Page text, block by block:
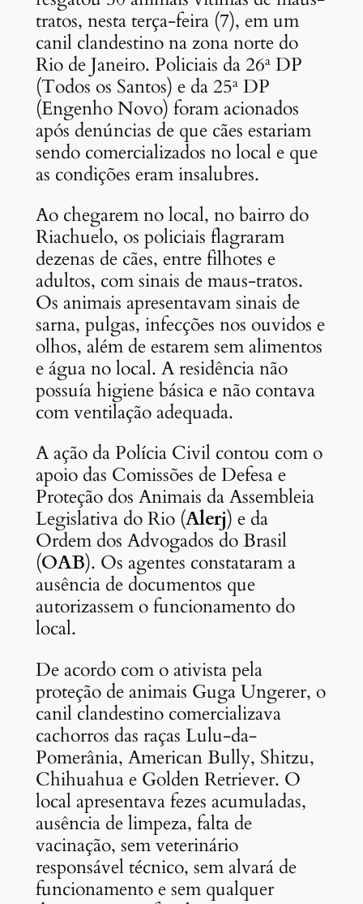
tratos, nesta terça-feira (7), em um
canil clandestino na zona norte do
Rio de Janeiro. Policiais da 26ª DP
(Todos os Santos) e da 25ª DP
(Engenho Novo) foram acionados
após denúncias de que cães estariam
sendo comercializados no local e que
as condições eram insalubres.
Ao chegarem no local, no bairro do
Riachuelo, os policiais flagraram
dezenas de cães, entre filhotes e
adultos, com sinais de maus-tratos.
Os animais apresentavam sinais de
sarna, pulgas, infecções nos ouvidos e
olhos, além de estarem sem alimentos
e água no local. A residência não
possuía higiene básica e não contava
com ventilação adequada.
A ação da Polícia Civil contou com o
apoio das Comissões de Defesa e
Proteção dos Animais da Assembleia
Legislativa do Rio (Alerj) e da
Ordem dos Advogados do Brasil
(OAB). Os agentes constataram a
ausência de documentos que
autorizassem o funcionamento do
local.
De acordo com o ativista pela
proteção de animais Guga Ungerer, o
canil clandestino comercializava
cachorros das raças Lulu-da-
Pomerânia, American Bully, Shitzu,
Chihuahua e Golden Retriever. O
local apresentava fezes acumuladas,
ausência de limpeza, falta de
vacinação, sem veterinário
responsável técnico, sem alvará de
funcionamento e sem qualquer